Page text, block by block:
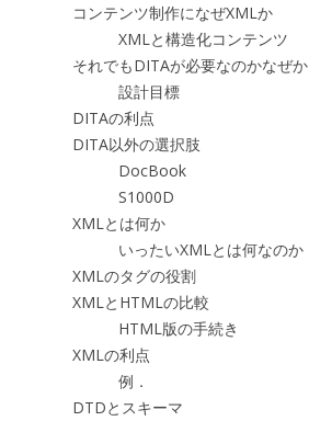
コンテンツ制作になぜXMLか
XMLと構造化コンテンツ
それでもDITAが必要なのかなぜか
設計目標
DITAの利点
DITA以外の選択肢
DocBook
S1000D
XMLとは何か
いったいXMLとは何なのか
XMLのタグの役割
XMLとHTMLの比較
HTML版の手続き
XMLの利点
例．
DTDとスキーマ